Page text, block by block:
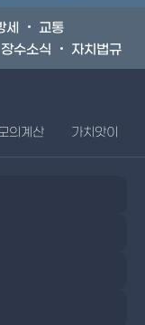
세
교통
장수소식 자치법규
의계산 가치앗이